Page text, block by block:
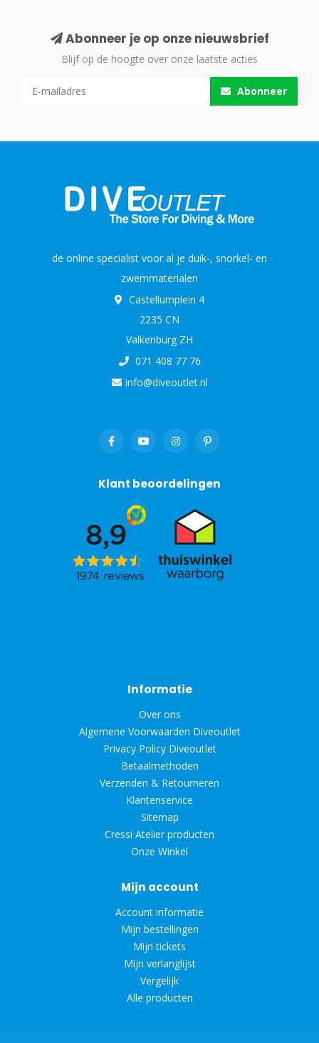
Abonneer je op onze nieuwsbrief
Blijf op de hoogte over onze laatste acties
Abonneer
de online specialist voor al je duik-, snorkel- en
zwemmaterialen
Castellumplein 4
2235 CN
Valkenburg ZH
071 408 77 76
info@diveoutlet.nl
Klant beoordelingen
Informatie
Over ons
Algemene Voorwaarden Diveoutlet
Privacy Policy Diveoutlet
Betaalmethoden
Verzenden & Retourneren
Klantenservice
Sitemap
Cressi Atelier producten
Onze Winkel
Mijn account
Account informatie
Mijn bestellingen
Mijn tickets
Mijn verlanglijst
Vergelijk
Alle producten